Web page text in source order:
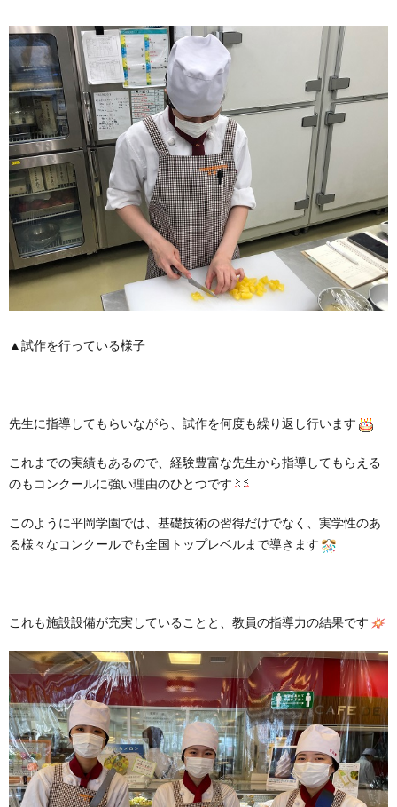
▲試作を行っている様子
先生に指導してもらいながら、試作を何度も繰り返し行います
これまでの実績もあるので、経験豊富な先生から指導してもらえる
のもコンクールに強い理由のひとつです
このように平岡学園では、基礎技術の習得だけでなく、実学性のあ
る様々なコンクールでも全国トップレベルまで導きます
これも施設設備が充実していることと、教員の指導力の結果です